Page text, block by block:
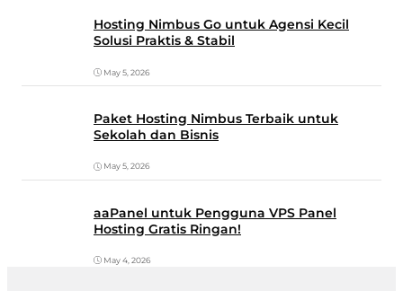
Hosting Nimbus Go untuk Agensi Kecil
Solusi Praktis & Stabil
May 5, 2026
Paket Hosting Nimbus Terbaik untuk
Sekolah dan Bisnis
May 5, 2026
aaPanel untuk Pengguna VPS Panel
Hosting Gratis Ringan!
May 4, 2026